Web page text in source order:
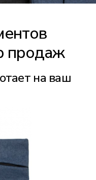
продаж
на ваш